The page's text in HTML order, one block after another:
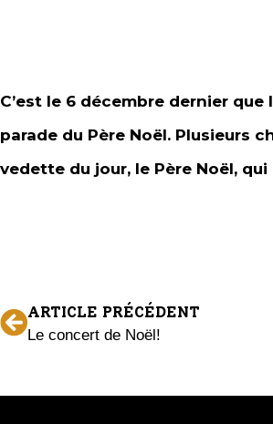
C’est le 6 décembre dernier
parade du Père Noël. Plusieurs
vedette du jour, le Père Noël,
ARTICLE PRÉCÉDENT
Le concert de Noël!